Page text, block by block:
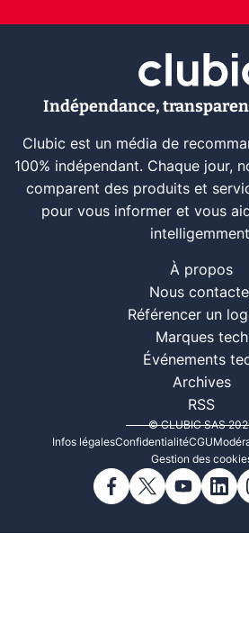
Indépendance,
Clubic est un média de
100% indépendant. Chaque jour,
comparent des produits et
pour vous informer et vous
À propos
Nous
Référencer un
Marques tech
Événements
Archives
RSS
© CLUBIC SAS
Infos légalesConfidentialitéCGU
Gestion des